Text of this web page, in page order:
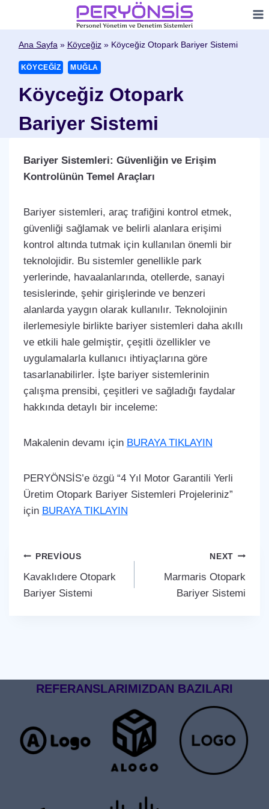
contentAna Sayfa» Köyceğiz» Köyceğiz Otopark Bariyer Sistemi
KÖYCEĞIZ MUĞLA
Köyceğiz Otopark
Bariyer Sistemi
Bariyer Sistemleri: Güvenliğin ve Erişim
Kontrolünün Temel Araçları
Bariyer sistemleri, araç trafiğini kontrol etmek,
güvenliği sağlamak ve belirli alanlara erişimi
kontrol altında tutmak için kullanılan önemli bir
teknolojidir. Bu sistemler genellikle park
yerlerinde, havaalanlarında, otellerde, sanayi
tesislerinde, şehir girişlerinde ve benzeri
alanlarda yaygın olarak kullanılır. Teknolojinin
ilerlemesiyle birlikte bariyer sistemleri daha akıllı
ve etkili hale gelmiştir, çeşitli özellikler ve
uygulamalarla kullanıcı ihtiyaçlarına göre
tasarlanabilirler. İşte bariyer sistemlerinin
çalışma prensibi, çeşitleri ve sağladığı faydalar
hakkında detaylı bir inceleme:
Makalenin devamı için BURAYA TIKLAYIN
PERYÖNSİS’e özgü “4 Yıl Motor Garantili Yerli
Üretim Otopark Bariyer Sistemleri Projeleriniz”
için BURAYA TIKLAYIN
Yazı
gezinmesi
PREVIOUS
Kavaklıdere Otopark
Bariyer Sistemi
NEXT
Marmaris Otopark
Bariyer Sistemi
REFERANSLARIMIZDAN BAZILARI